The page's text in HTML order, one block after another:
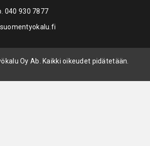
040 930 7877
Oy Ab. Kaikki oikeudet pidätetään.